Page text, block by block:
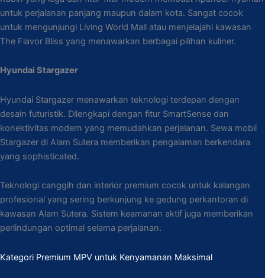
untuk perjalanan panjang maupun dalam kota. Sangat cocok
untuk mengunjungi Living World Mall atau menjelajahi kawasan
The Flavor Bliss yang menawarkan berbagai pilihan kuliner.
Hyundai Stargazer
Hyundai Stargazer menawarkan teknologi terdepan dengan
desain futuristik. Dilengkapi dengan fitur SmartSense dan
konektivitas modern yang memudahkan perjalanan. Sewa mobil
Stargazer di Alam Sutera memberikan pengalaman berkendara
yang sophisticated.
Teknologi canggih dan interior premium cocok untuk kalangan
profesional yang sering berkunjung ke gedung perkantoran di
kawasan Alam Sutera. Sistem keamanan aktif juga memberikan
perlindungan optimal selama perjalanan.
Kategori Premium MPV untuk Kenyamanan Maksimal